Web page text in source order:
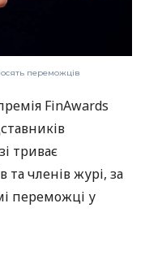
переможців
FinAwards
триває
та членів журі, за
переможці у